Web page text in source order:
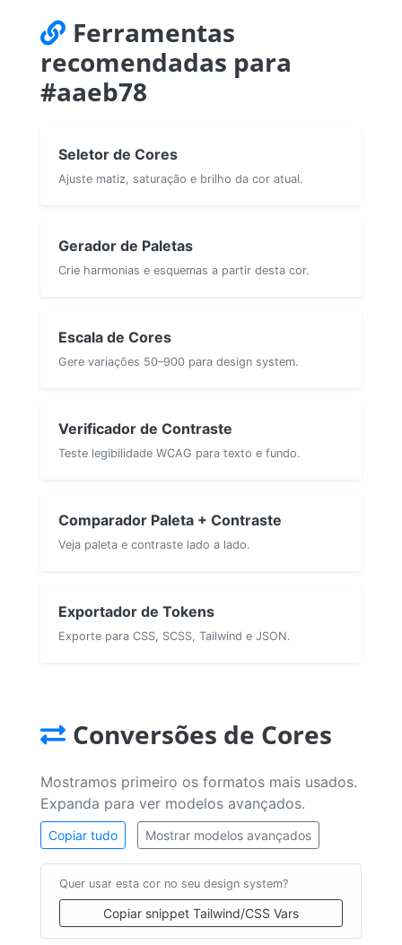
Ferramentas
recomendadas para
#aaeb78
Seletor de Cores
Ajuste matiz, saturação e brilho da cor atual.
Gerador de Paletas
Crie harmonias e esquemas a partir desta cor.
Escala de Cores
Gere variações 50–900 para design system.
Verificador de Contraste
Teste legibilidade WCAG para texto e fundo.
Comparador Paleta + Contraste
Veja paleta e contraste lado a lado.
Exportador de Tokens
Exporte para CSS, SCSS, Tailwind e JSON.
Conversões de Cores
Mostramos primeiro os formatos mais usados.
Expanda para ver modelos avançados.
Copiar tudo Mostrar modelos avançados
Quer usar esta cor no seu design system?
Copiar snippet Tailwind/CSS Vars